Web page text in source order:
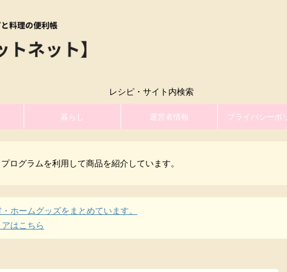
レシピ・サイト内検索
暮らし 運営者情報 プライバシーポ
ログラムを利用して商品を紹介しています。
ホームグッズをまとめています。
はこちら